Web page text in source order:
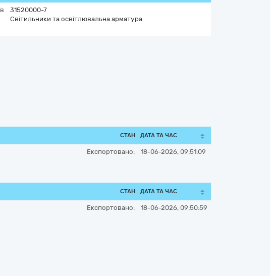
31520000-7
Світильники та освітлювальна арматура
СТАН ДАТА ТА ЧАС
Експортовано: 18-06-2026, 09:51:09
СТАН ДАТА ТА ЧАС
Експортовано: 18-06-2026, 09:50:59